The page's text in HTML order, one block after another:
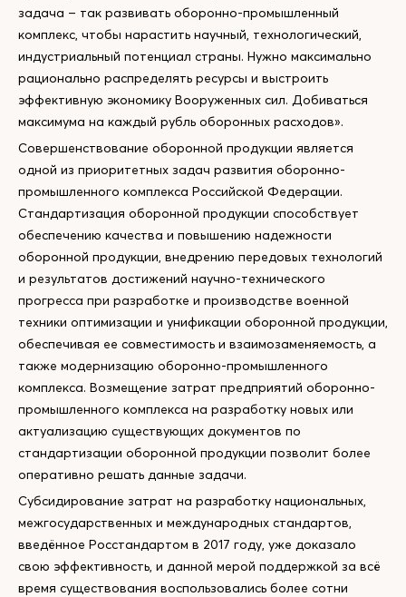
задача – так развивать оборонно-промышленный
комплекс, чтобы нарастить научный, технологический,
индустриальный потенциал страны. Нужно максимально
рационально распределять ресурсы и выстроить
эффективную экономику Вооруженных сил. Добиваться
максимума на каждый рубль оборонных расходов».
Совершенствование оборонной продукции является
одной из приоритетных задач развития оборонно-
промышленного комплекса Российской Федерации.
Стандартизация оборонной продукции способствует
обеспечению качества и повышению надежности
оборонной продукции, внедрению передовых технологий
и результатов достижений научно-технического
прогресса при разработке и производстве военной
техники оптимизации и унификации оборонной продукции,
обеспечивая ее совместимость и взаимозаменяемость, а
также модернизацию оборонно-промышленного
комплекса. Возмещение затрат предприятий оборонно-
промышленного комплекса на разработку новых или
актуализацию существующих документов по
стандартизации оборонной продукции позволит более
оперативно решать данные задачи.
Субсидирование затрат на разработку национальных,
межгосударственных и международных стандартов,
введённое Росстандартом в 2017 году, уже доказало
свою эффективность, и данной мерой поддержкой за всё
время существования воспользовались более сотни